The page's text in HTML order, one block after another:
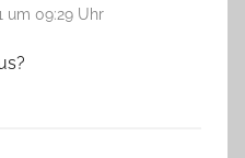
um 09:29 Uhr